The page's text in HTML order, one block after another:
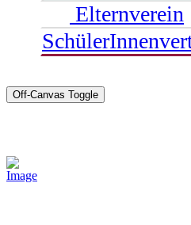
Elternverein
Off-Canvas Toggle